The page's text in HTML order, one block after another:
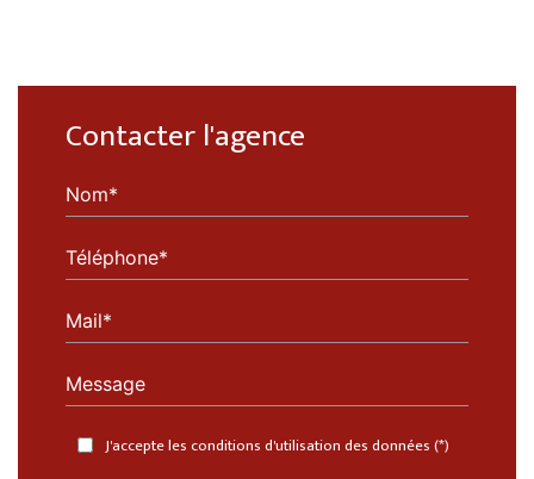
Contacter l'agence
Nom*
Téléphone*
Mail*
Message
J'accepte les conditions d'utilisation des données (*)